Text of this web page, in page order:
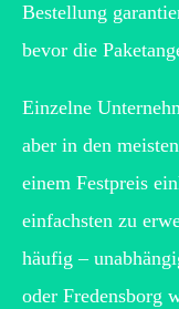
Bestellung
bevor die
Einzelne
aber in den
einem Festpreis
einfachsten zu
häufig –
oder Fredensborg